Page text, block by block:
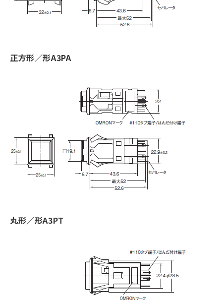
正方形／形A3PA
丸形／形A3PT